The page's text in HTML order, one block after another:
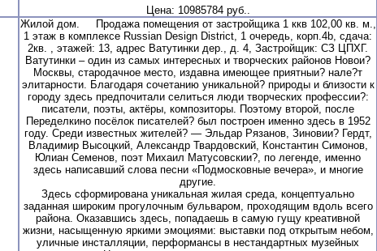
Цена: 10985784 руб..
Жилой дом. Продажа помещения от застройщика 1 ккв 102,00 кв. м.,
1 этаж в комплексе Russian Design District, 1 очередь, корп.4b, сдача:
2кв. , этажей: 13, адрес Ватутинки дер., д. 4, Застройщик: СЗ ЦПХГ.
Ватутинки – один из самых интересных и творческих районов Новои?
Москвы, стародачное место, издавна имеющее приятныи? нале?т
элитарности. Благодаря сочетанию уникальной? природы и близости к
городу здесь предпочитали селиться люди творческих профессии?:
писатели, поэты, актёры, композиторы. Поэтому второй, после
Переделкино посёлок писателей? был построен именно здесь в 1952
году. Среди известных жителей? — Эльдар Рязанов, Зиновии? Гердт,
Владимир Высоцкий, Александр Твардовский, Константин Симонов,
Юлиан Семенов, поэт Михаил Матусовскии?, по легенде, именно
здесь написавший слова песни «Подмосковные вечера», и многие
другие.
Здесь сформирована уникальная жилая среда, концептуально
заданная широким прогулочным бульваром, проходящим вдоль всего
района. Оказавшись здесь, попадаешь в самую гущу креативной
жизни, насыщенную яркими эмоциями: выставки под открытым небом,
уличные инсталляции, перформансы в нестандартных музейных